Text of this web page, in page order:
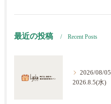
最近の投稿 Recent Posts
2026/08/05
2026.8.5(水)